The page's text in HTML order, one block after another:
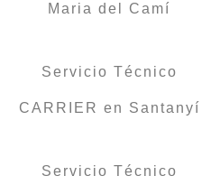
Maria del Camí
Servicio Técnico
CARRIER en Santanyí
Servicio Técnico